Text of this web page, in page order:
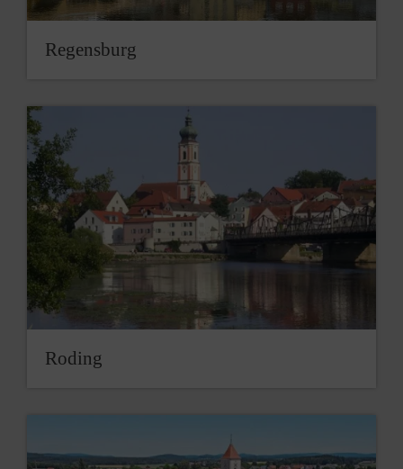
Regensburg
Roding